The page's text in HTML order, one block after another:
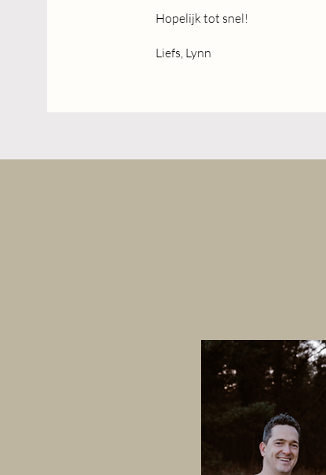
Sinds 2026 ben ik fulltime
van waardevolle momenten.
ontwikkelen door ervaring en
Hopelijk tot snel!
Liefs, Lynn